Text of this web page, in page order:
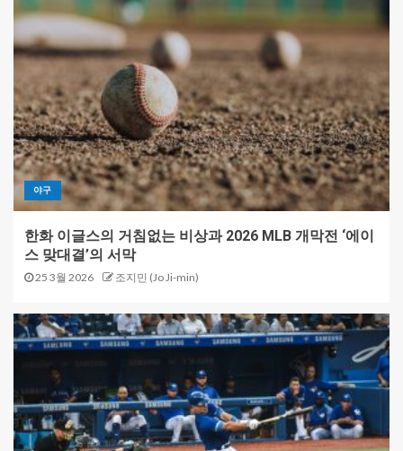
야구
한화 이글스의 거침없는 비상과 2026 MLB 개막전 ‘에이
스 맞대결’의 서막
25 3월 2026 조지민 (Jo Ji-min)